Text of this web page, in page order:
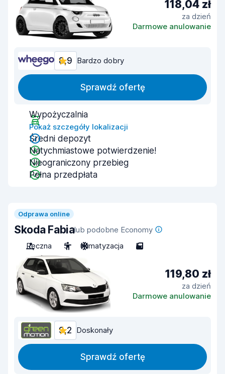
118,04 zł
za dzień
Darmowe anulowanie
8,9 Bardzo dobry
Sprawdź ofertę
Wypożyczalnia
Pokaż szczegóły lokalizacji
Średni depozyt
Natychmiastowe potwierdzenie!
Nieograniczony przebieg
Pełna przedpłata
Odprawa online
Skoda Fabialub podobne Economy
Ręczna
5 Klimatyzacja 5
119,80 zł
za dzień
Darmowe anulowanie
9,2 Doskonały
Sprawdź ofertę